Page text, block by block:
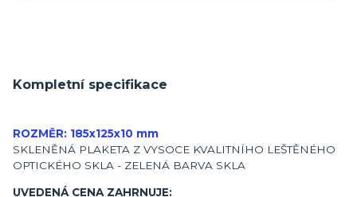
Kompletní specifikace
ROZMĚR: 185x125x10 mm
SKLENĚNÁ PLAKETA Z VYSOCE KVALITNÍHO LEŠTĚNÉHO
OPTICKÉHO SKLA - ZELENÁ BARVA SKLA
UVEDENÁ CENA ZAHRNUJE: